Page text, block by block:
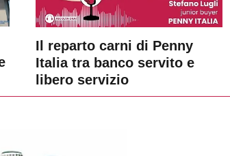
Il reparto carni di Penny
Italia tra banco servito e
libero servizio